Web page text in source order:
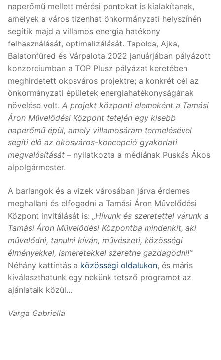
naperőmű mellett mérési pontokat is kialakítanak,
amelyek a város tizenhat önkormányzati helyszínén
segítik majd a villamos energia hatékony
felhasználását, optimalizálását. Tapolca, Ajka,
Balatonfüred és Várpalota 2022 januárjában pályázott
konzorciumban a TOP Plusz pályázat keretében
meghirdetett okosváros projektre; a konkrét cél az
önkormányzati épületek energiahatékonyságának
növelése volt. A projekt központi elemeként a Tamási
Áron Művelődési Központ tetején egy kisebb
naperőmű épül, amely villamosáram termelésével
segíti elő az okosváros-koncepció gyakorlati
megvalósítását – nyilatkozta a médiának Puskás Ákos
alpolgármester.
A barlangok és a vizek városában járva érdemes
meghallani és elfogadni a Tamási Áron Művelődési
Központ invitálását is: „Hívunk és szeretettel várunk a
Tamási Áron Művelődési Központba mindenkit, aki
művelődni, tanulni kíván, művészeti, közösségi
élményekkel, ismeretekkel szeretne gazdagodni!”
Néhány kattintás a közösségi oldalukon, és máris
kiválaszthatunk egy nekünk tetsző programot az
ajánlataik közül…
Varga Gabriella